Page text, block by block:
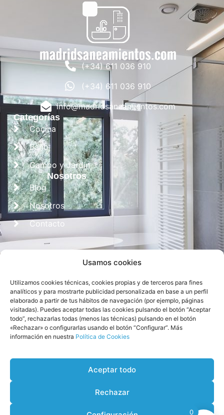
Usamos cookies
Utilizamos cookies técnicas, cookies propias y de terceros para fines
analíticos y para mostrarte publicidad personalizada en base a un perfil
elaborado a partir de tus hábitos de navegación (por ejemplo, páginas
visitadas). Puedes aceptar todas las cookies pulsando el botón “Aceptar
todo”, rechazarlas todas (menos las técnicas) pulsando en el botón
«Rechazar» o configurarlas usando el botón “Configurar”. Más
información en nuestra Política de Cookies
Aceptar todo
Rechazar
(+34) 611 036 910
(+34) 611 036 910
info@madridsaneamientos.com
Categorías
Cocina
Baño
Campo y Jardín
Nosotros
Blog
Nosotros
Contacto
Diseñado porCROS Solutions
0